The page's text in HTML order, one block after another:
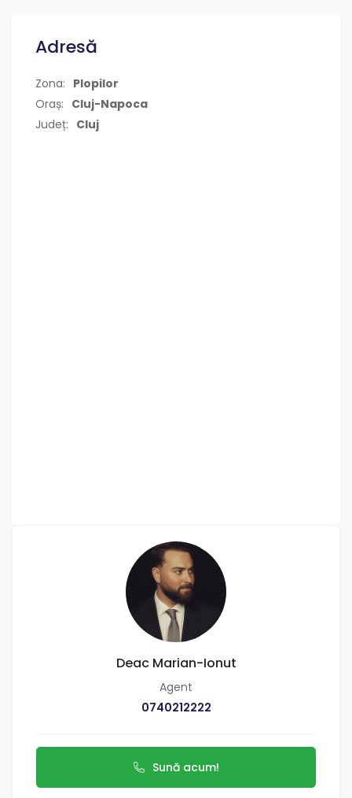
Adresă
Zona: Plopilor
Oraș: Cluj-Napoca
Județ: Cluj
Deac Marian-Ionut
Agent
0740212222
Sună acum!